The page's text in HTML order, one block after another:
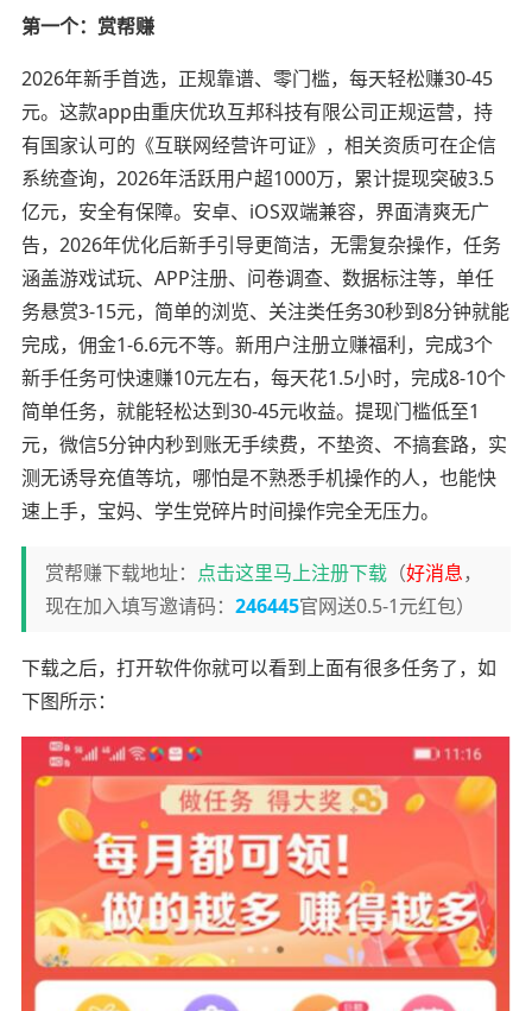
第一个：赏帮赚
2026年新手首选，正规靠谱、零门槛，每天轻松赚30-45
元。这款app由重庆优玖互邦科技有限公司正规运营，持
有国家认可的《互联网经营许可证》，相关资质可在企信
系统查询，2026年活跃用户超1000万，累计提现突破3.5
亿元，安全有保障。安卓、iOS双端兼容，界面清爽无广
告，2026年优化后新手引导更简洁，无需复杂操作，任务
涵盖游戏试玩、APP注册、问卷调查、数据标注等，单任
务悬赏3-15元，简单的浏览、关注类任务30秒到8分钟就能
完成，佣金1-6.6元不等。新用户注册立赚福利，完成3个
新手任务可快速赚10元左右，每天花1.5小时，完成8-10个
简单任务，就能轻松达到30-45元收益。提现门槛低至1
元，微信5分钟内秒到账无手续费，不垫资、不搞套路，实
测无诱导充值等坑，哪怕是不熟悉手机操作的人，也能快
速上手，宝妈、学生党碎片时间操作完全无压力。
赏帮赚下载地址： 点击这里马上注册下载（好消息，
现在加入填写邀请码： 246445官网送0.5-1元红包）
下载之后，打开软件你就可以看到上面有很多任务了，如
下图所示：